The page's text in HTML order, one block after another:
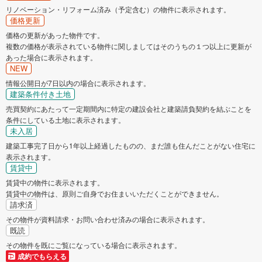
リノベーション・リフォーム済み（予定含む）の物件に表示されます。
価格更新
価格の更新があった物件です。
複数の価格が表示されている物件に関しましてはそのうちの１つ以上に更新が
あった場合に表示されます。
NEW
情報公開日が7日以内の場合に表示されます。
建築条件付き土地
売買契約にあたって一定期間内に特定の建設会社と建築請負契約を結ぶことを
条件にしている土地に表示されます。
未入居
建築工事完了日から1年以上経過したものの、まだ誰も住んだことがない住宅に
表示されます。
賃貸中
賃貸中の物件に表示されます。
賃貸中の物件は、原則ご自身でお住まいいただくことができません。
請求済
その物件が資料請求・お問い合わせ済みの場合に表示されます。
既読
その物件を既にご覧になっている場合に表示されます。
成約でもらえる